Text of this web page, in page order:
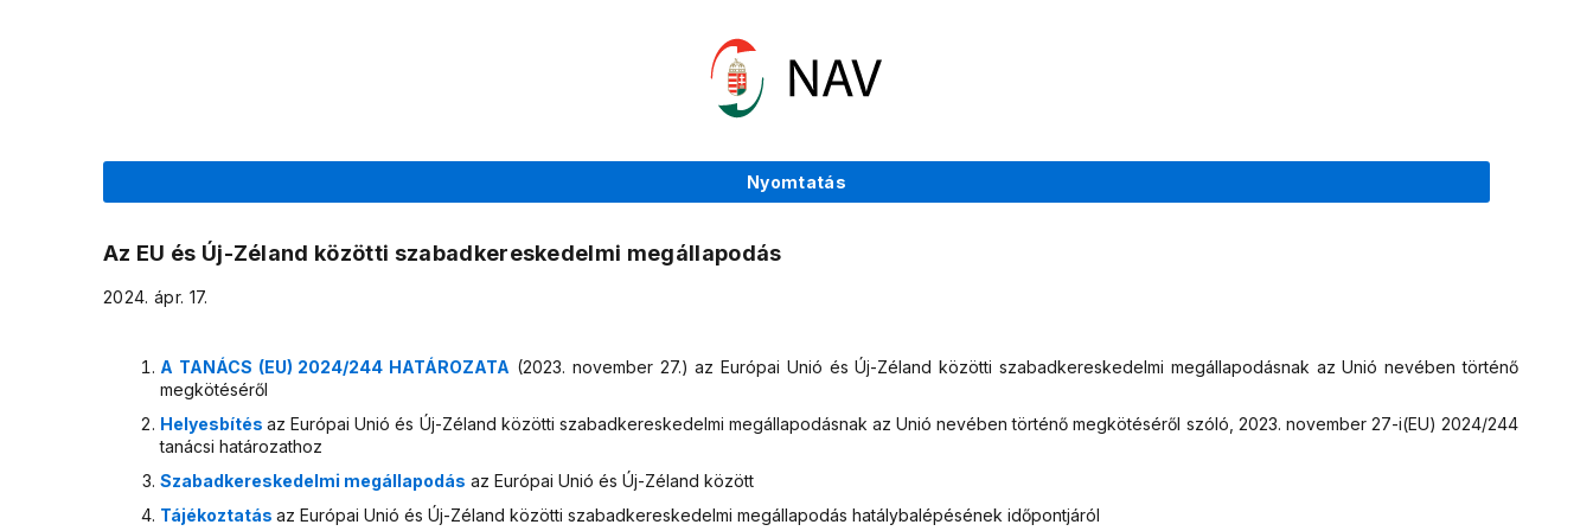
Nyomtatás
Az EU és Új-Zéland közötti szabadkereskedelmi megállapodás
2024. ápr. 17.
A TANÁCS (EU) 2024/244 HATÁROZATA (2023. november 27.) az Európai Unió és Új-Zéland közötti szabadkereskedelmi megállapodásnak az Unió nevében történő
megkötéséről
Helyesbítés az Európai Unió és Új-Zéland közötti szabadkereskedelmi megállapodásnak az Unió nevében történő megkötéséről szóló, 2023. november 27-i(EU) 2024/244
tanácsi határozathoz
Szabadkereskedelmi megállapodás az Európai Unió és Új-Zéland között
Tájékoztatás az Európai Unió és Új-Zéland közötti szabadkereskedelmi megállapodás hatálybalépésének időpontjáról